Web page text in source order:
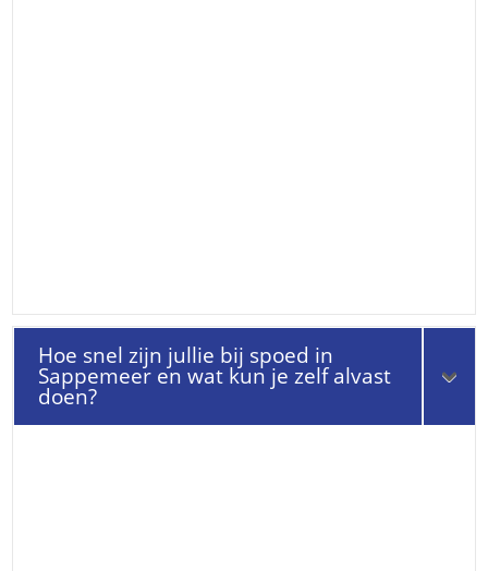
Hoe snel zijn jullie bij spoed in
Sappemeer en wat kun je zelf alvast
doen?